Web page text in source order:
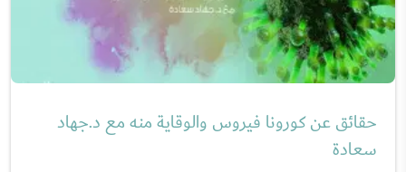
حقائق عن كورونا فيروس والوقاية منه مع د.جهاد
سعادة